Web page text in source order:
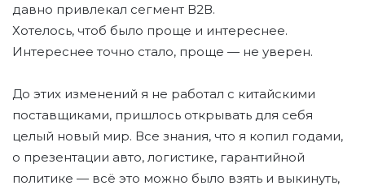
давно привлекал сегмент В2В.
Хотелось, чтоб было проще и интереснее.
Интереснее точно стало, проще — не уверен.
До этих изменений я не работал с китайскими
поставщиками, пришлось открывать для себя
целый новый мир. Все знания, что я копил годами,
о презентации авто, логистике, гарантийной
политике — всё это можно было взять и выкинуть,